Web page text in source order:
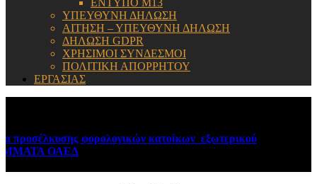
ΕΝΤΥΠΟ Μ13
ΥΠΕΥΘΥΝΗ ΔΗΛΩΣΗ
ΑΙΤΗΣΗ – ΥΠΕΥΘΥΝΗ ΔΗΛΩΣΗ
ΔΗΛΩΣΗ GDPR
ΧΡΗΣΙΜΟΙ ΣΥΝΔΕΣΜΟΙ
ΠΟΛΙΤΙΚΗ ΑΠΟΡΡΗΤΟΥ
ΕΡΓΑΣΙΑΣ
φορολογικών κατοίκων εξωτερικού August 6, 2026
August 6, 2026